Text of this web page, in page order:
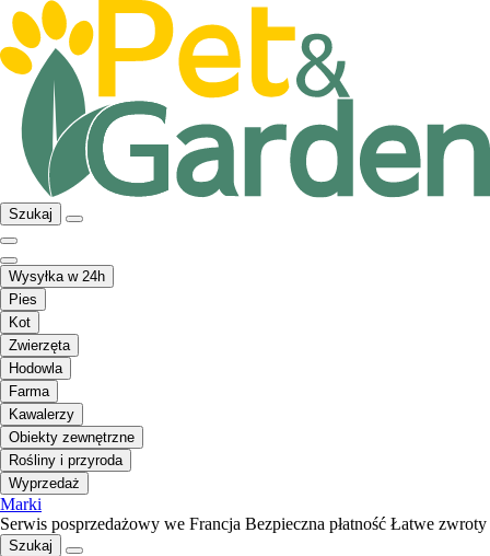
Szukaj
Wysyłka w 24h
Pies
Kot
Zwierzęta
Hodowla
Farma
Kawalerzy
Obiekty zewnętrzne
Rośliny i przyroda
Wyprzedaż
Marki
Serwis posprzedażowy we Francja Bezpieczna płatność Łatwe zwroty
Szukaj